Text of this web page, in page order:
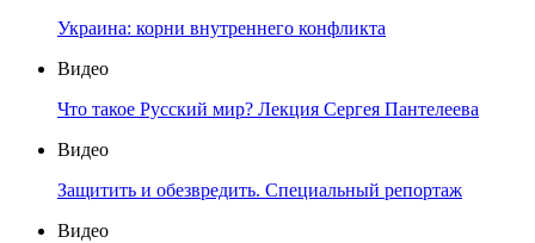
Украина: корни внутреннего конфликта
Видео
Что такое Русский мир? Лекция Сергея Пантелеева
Видео
Защитить и обезвредить. Специальный репортаж
Видео